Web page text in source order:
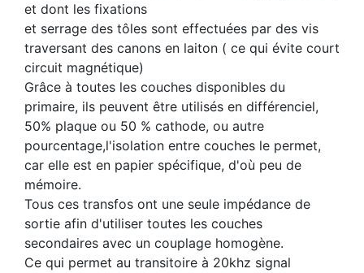
et dont les fixations
et serrage des tôles sont effectuées par des vis
traversant des canons en laiton ( ce qui évite court
circuit magnétique)
Grâce à toutes les couches disponibles du
primaire, ils peuvent être utilisés en différenciel,
50% plaque ou 50 % cathode, ou autre
pourcentage,l'isolation entre couches le permet,
car elle est en papier spécifique, d'où peu de
mémoire.
Tous ces transfos ont une seule impédance de
sortie afin d'utiliser toutes les couches
secondaires avec un couplage homogène.
Ce qui permet au transitoire à 20khz signal